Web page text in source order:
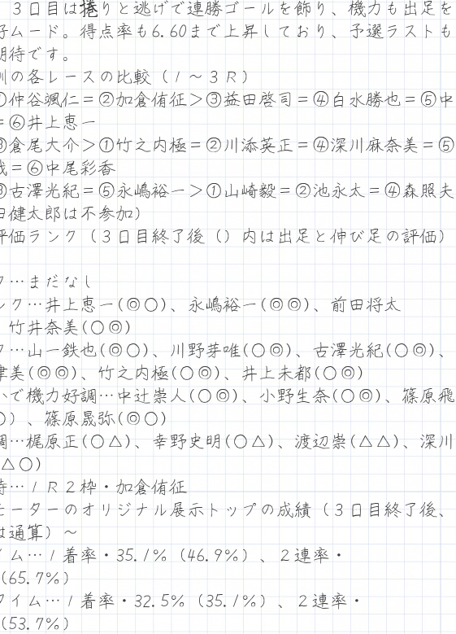
３日目は捲りと逃げで連勝ゴールを飾り、機力も出足を
ムード。得点率も6.60まで上昇しており、予選ラストも
です。
の各レースの比較（１～３Ｒ）
仲谷颯仁＝②加倉侑征＞③益田啓司＝④白水勝也＝⑤中
⑥井上恵一
倉尾大介＞①竹之内極＝②川添英正＝④深川麻奈美＝⑤
＝⑥中尾彩香
古澤光紀＝⑤永嶋裕一＞①山崎毅＝②池永太＝④森照夫
健太郎は不参加）
価ランク（３日目終了後（）内は出足と伸び足の評価）
…まだなし
ク…井上恵一(◎○)、永嶋裕一(◎◎)、前田将太
井奈美(○◎)
…山一鉄也(◎○)、川野芽唯(○◎)、古澤光紀(○◎)、
美(◎◎)、竹之内極(○◎)、井上未都(○◎)
で機力好調…中辻崇人(○◎)、小野生奈(○◎)、篠原飛
、篠原晟弥(◎○)
…梶原正(○△)、幸野史明(○△)、渡辺崇(△△)、深川
…１Ｒ２枠・加倉侑征
ーターのオリジナル展示トップの成績（３日目終了後、
通算）～
ム…１着率・35.1％（46.9％）、２連率・
％）
イム…１着率・32.5％（35.1％）、２連率・
％）